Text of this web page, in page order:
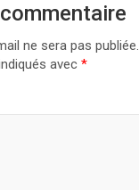
ne sera pas publiée.
avec *